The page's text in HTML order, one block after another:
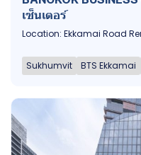
เซ็นเตอร์
Location: Ekkamai Road
Sukhumvit BTS Ekkamai